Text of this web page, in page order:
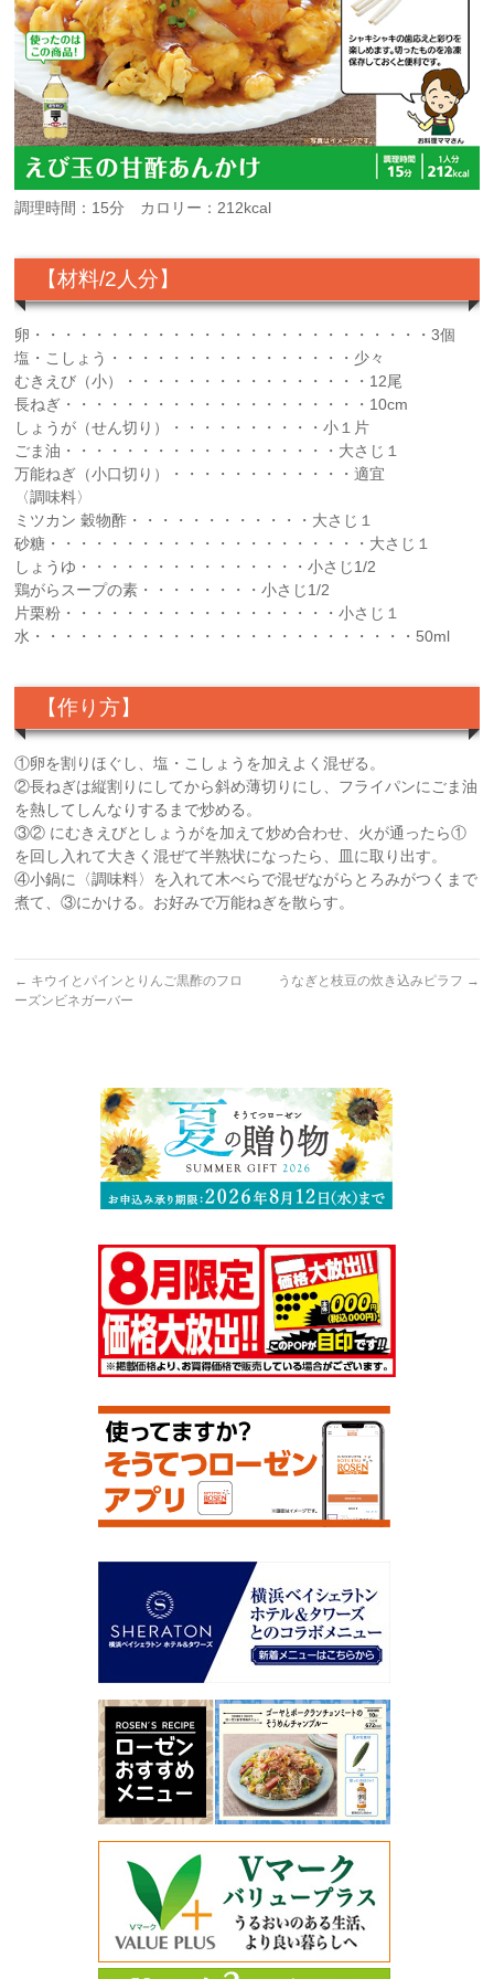
調理時間：15分 カロリー：212kcal
【材料/2人分】
卵・・・・・・・・・・・・・・・・・・・・・・・・・・3個
塩・こしょう・・・・・・・・・・・・・・・・少々
むきえび（小）・・・・・・・・・・・・・・・・12尾
長ねぎ・・・・・・・・・・・・・・・・・・・・10cm
しょうが（せん切り）・・・・・・・・・・小１片
ごま油・・・・・・・・・・・・・・・・・・大さじ１
万能ねぎ（小口切り）・・・・・・・・・・・・適宜
〈調味料〉
ミツカン 穀物酢・・・・・・・・・・・・大さじ１
砂糖・・・・・・・・・・・・・・・・・・・・・大さじ１
しょうゆ・・・・・・・・・・・・・・・小さじ1/2
鶏がらスープの素・・・・・・・・小さじ1/2
片栗粉・・・・・・・・・・・・・・・・・・小さじ１
水・・・・・・・・・・・・・・・・・・・・・・・・・50ml
【作り方】
①卵を割りほぐし、塩・こしょうを加えよく混ぜる。
②長ねぎは縦割りにしてから斜め薄切りにし、フライパンにごま油
を熱してしんなりするまで炒める。
③② にむきえびとしょうがを加えて炒め合わせ、火が通ったら①
を回し入れて大きく混ぜて半熟状になったら、皿に取り出す。
④小鍋に〈調味料〉を入れて木べらで混ぜながらとろみがつくまで
煮て、③にかける。お好みで万能ねぎを散らす。
← キウイとパインとりんご黒酢のフロ
ーズンビネガーバー
うなぎと枝豆の炊き込みピラフ →